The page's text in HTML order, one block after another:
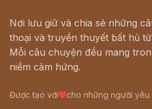
Nơi lưu giữ và chia sẻ những
thoại và truyền thuyết bất hủ
Mỗi câu chuyện đều mang
niềm cảm hứng.
Được tạo với cho những người yêu